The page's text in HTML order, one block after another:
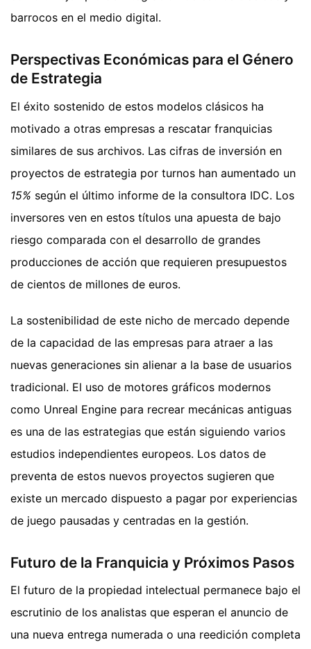
barrocos en el medio digital.
Perspectivas Económicas para el Género
de Estrategia
El éxito sostenido de estos modelos clásicos ha
motivado a otras empresas a rescatar franquicias
similares de sus archivos. Las cifras de inversión en
proyectos de estrategia por turnos han aumentado un
15% según el último informe de la consultora IDC. Los
inversores ven en estos títulos una apuesta de bajo
riesgo comparada con el desarrollo de grandes
producciones de acción que requieren presupuestos
de cientos de millones de euros.
La sostenibilidad de este nicho de mercado depende
de la capacidad de las empresas para atraer a las
nuevas generaciones sin alienar a la base de usuarios
tradicional. El uso de motores gráficos modernos
como Unreal Engine para recrear mecánicas antiguas
es una de las estrategias que están siguiendo varios
estudios independientes europeos. Los datos de
preventa de estos nuevos proyectos sugieren que
existe un mercado dispuesto a pagar por experiencias
de juego pausadas y centradas en la gestión.
Futuro de la Franquicia y Próximos Pasos
El futuro de la propiedad intelectual permanece bajo el
escrutinio de los analistas que esperan el anuncio de
una nueva entrega numerada o una reedición completa